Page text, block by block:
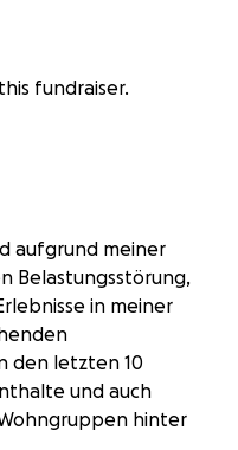
fundraiser.
aufgrund meiner
Belastungsstörung,
in meiner
den letzten 10
und auch
hinter